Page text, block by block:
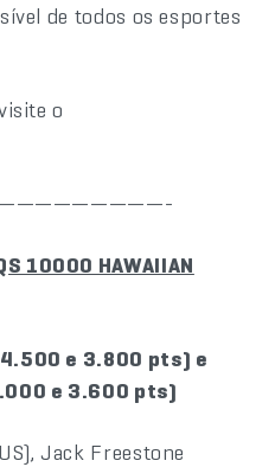
de todos os esportes
o
10000 HAWAIIAN
e 3.800 pts) e
e 3.600 pts)
Jack Freestone